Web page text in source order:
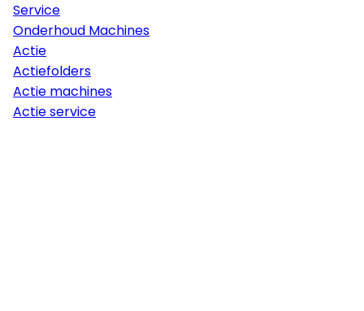
Service
Onderhoud Machines
Actie
Actiefolders
Actie machines
Actie service